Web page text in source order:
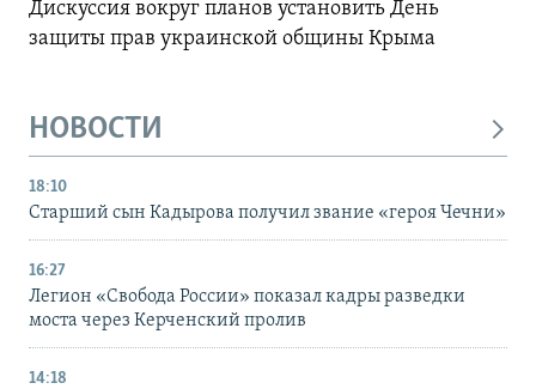
Дискуссия вокруг планов установить День
защиты прав украинской общины Крыма
НОВОСТИ
18:10
Старший сын Кадырова получил звание «героя Чечни»
16:27
Легион «Свобода России» показал кадры разведки
моста через Керченский пролив
14:18